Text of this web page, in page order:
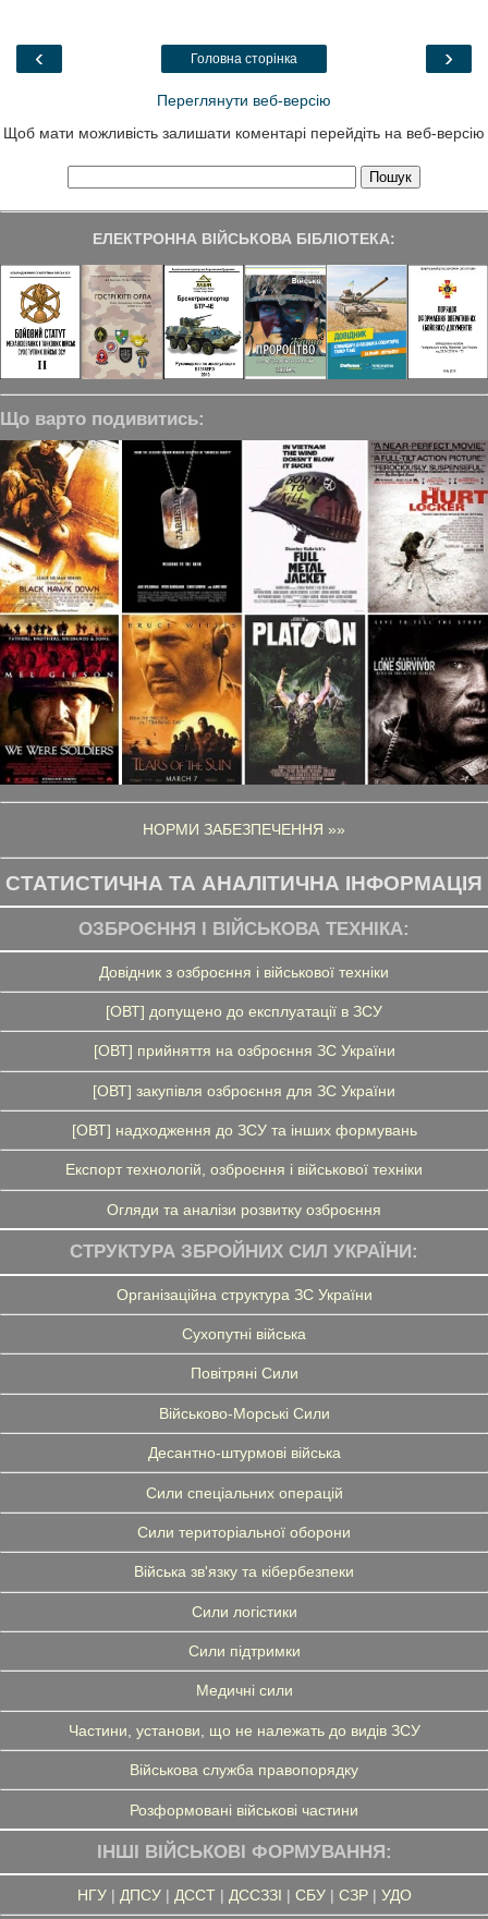
o
a
‹ ›
Головна сторінка
Переглянути веб-версію
Щоб мати можливість залишати коментарі перейдіть на веб-версію
ЕЛЕКТРОННА ВІЙСЬКОВА БІБЛІОТЕКА:
Що варто подивитись:
НОРМИ ЗАБЕЗПЕЧЕННЯ »»
СТАТИСТИЧНА ТА АНАЛІТИЧНА ІНФОРМАЦІЯ
ОЗБРОЄННЯ І ВІЙСЬКОВА ТЕХНІКА:
Довідник з озброєння і військової техніки
[ОВТ] допущено до експлуатації в ЗСУ
[ОВТ] прийняття на озброєння ЗС України
[ОВТ] закупівля озброєння для ЗС України
[ОВТ] надходження до ЗСУ та інших формувань
Експорт технологій, озброєння і військової техніки
Огляди та аналізи розвитку озброєння
СТРУКТУРА ЗБРОЙНИХ СИЛ УКРАЇНИ:
Організаційна структура ЗС України
Сухопутні війська
Повітряні Сили
Військово-Морські Сили
Десантно-штурмові війська
Сили спеціальних операцій
Сили територіальної оборони
Війська зв'язку та кібербезпеки
Сили логістики
Сили підтримки
Медичні сили
Частини, установи, що не належать до видів ЗСУ
Військова служба правопорядку
Розформовані військові частини
ІНШІ ВІЙСЬКОВІ ФОРМУВАННЯ:
НГУ| ДПСУ| ДССТ| ДССЗЗІ | СБУ| СЗР| УДО